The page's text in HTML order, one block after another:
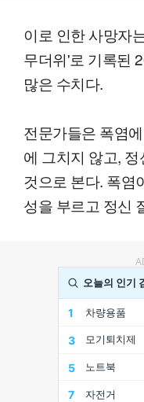
이로 인한 사망자
무더위'로 기록된
많은 수치다.
전문가들은 폭염
에 그치지 않고,
것으로 본다. 폭염
성을 부르고 정신